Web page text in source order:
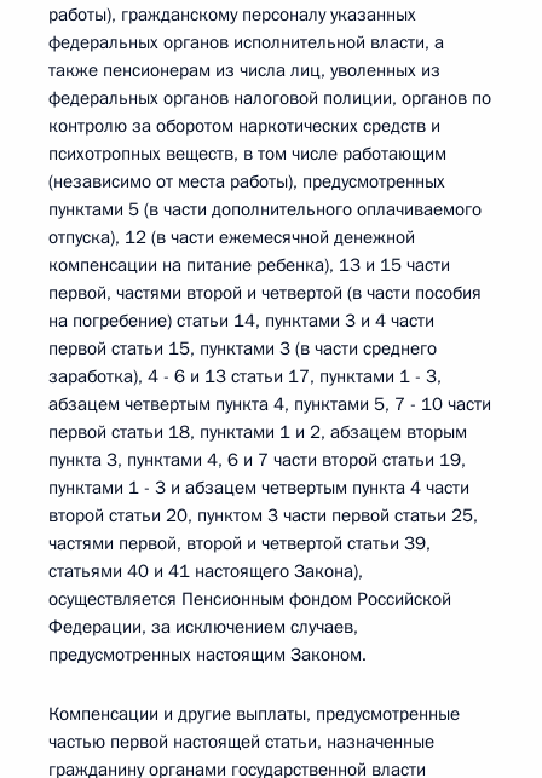
работы), гражданскому персоналу указанных
федеральных органов исполнительной власти, а
также пенсионерам из числа лиц, уволенных из
федеральных органов налоговой полиции, органов по
контролю за оборотом наркотических средств и
психотропных веществ, в том числе работающим
(независимо от места работы), предусмотренных
пунктами 5 (в части дополнительного оплачиваемого
отпуска), 12 (в части ежемесячной денежной
компенсации на питание ребенка), 13 и 15 части
первой, частями второй и четвертой (в части пособия
на погребение) статьи 14, пунктами 3 и 4 части
первой статьи 15, пунктами 3 (в части среднего
заработка), 4 - 6 и 13 статьи 17, пунктами 1 - 3,
абзацем четвертым пункта 4, пунктами 5, 7 - 10 части
первой статьи 18, пунктами 1 и 2, абзацем вторым
пункта 3, пунктами 4, 6 и 7 части второй статьи 19,
пунктами 1 - 3 и абзацем четвертым пункта 4 части
второй статьи 20, пунктом 3 части первой статьи 25,
частями первой, второй и четвертой статьи 39,
статьями 40 и 41 настоящего Закона),
осуществляется Пенсионным фондом Российской
Федерации, за исключением случаев,
предусмотренных настоящим Законом.
Компенсации и другие выплаты, предусмотренные
частью первой настоящей статьи, назначенные
гражданину органами государственной власти